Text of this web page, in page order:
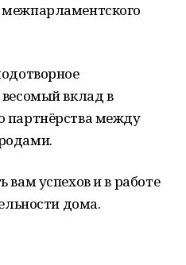
вклад в
партнёрства между
вам успехов и в работе
дома.